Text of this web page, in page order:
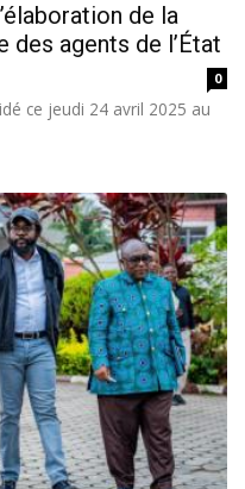
de la
agents de l’État
0
ce jeudi 24 avril 2025 au